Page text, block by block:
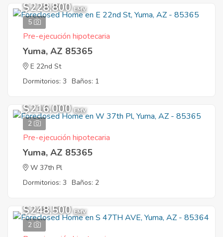
5
$228,800 EMV
Pre-ejecución hipotecaria
Yuma, AZ 85365
E 22nd St
Dormitorios: 3 Baños: 1
2
$216,000 EMV
Pre-ejecución hipotecaria
Yuma, AZ 85365
W 37th Pl
Dormitorios: 3 Baños: 2
2
$248,500 EMV